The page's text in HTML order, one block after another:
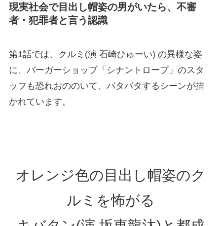
現実社会で目出し帽姿の男がいたら、不審
者・犯罪者と言う認識
第1話では、クルミ(演 石崎ひゅーい) の異様な姿
に、バーガーショップ「シナントロープ」のスタ
ッフも恐れおののいて、バタバタするシーンが描
かれています。
オレンジ色の目出し帽姿のク
ルミを怖がる